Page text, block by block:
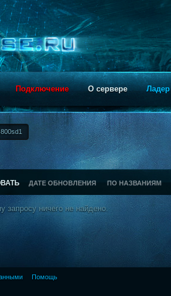
Подключение О сервере Ладер
ДАТЕ ОБНОВЛЕНИЯ ПО НАЗВАНИЯМ
запросу ничего не найдено.
Помощь